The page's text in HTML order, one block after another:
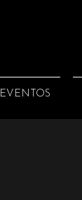
EVENTOS